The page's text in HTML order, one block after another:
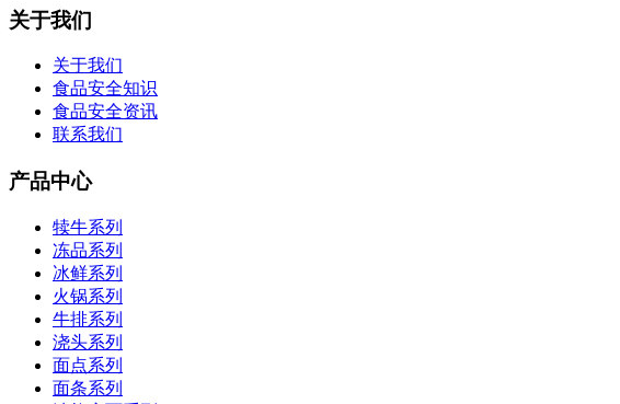
关于我们
关于我们
食品安全知识
食品安全资讯
联系我们
产品中心
犊牛系列
冻品系列
冰鲜系列
火锅系列
牛排系列
浇头系列
面点系列
面条系列